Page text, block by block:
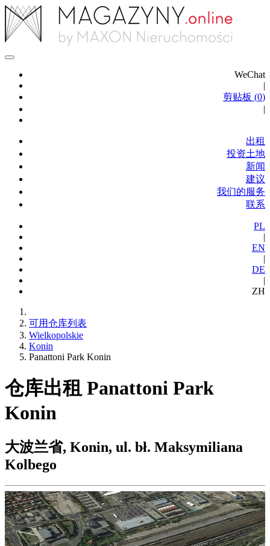
WeChat
|
剪贴板 (0)
|
出租
投资土地
新闻
建议
我们的服务
联系
PL
|
EN
|
DE
|
ZH
可用仓库列表
Wielkopolskie
Konin
Panattoni Park Konin
仓库出租 Panattoni Park
Konin
大波兰省, Konin, ul. bł. Maksymiliana
Kolbego